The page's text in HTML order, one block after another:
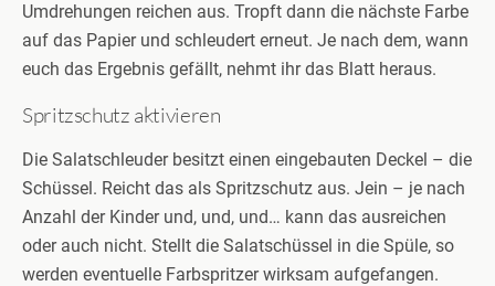
Umdrehungen reichen aus. Tropft dann die nächste Farbe
auf das Papier und schleudert erneut. Je nach dem, wann
euch das Ergebnis gefällt, nehmt ihr das Blatt heraus.
Spritzschutz aktivieren
Die Salatschleuder besitzt einen eingebauten Deckel – die
Schüssel. Reicht das als Spritzschutz aus. Jein – je nach
Anzahl der Kinder und, und, und… kann das ausreichen
oder auch nicht. Stellt die Salatschüssel in die Spüle, so
werden eventuelle Farbspritzer wirksam aufgefangen.